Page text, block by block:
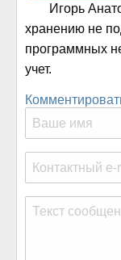
Игорь
хранению не
программных
учет.